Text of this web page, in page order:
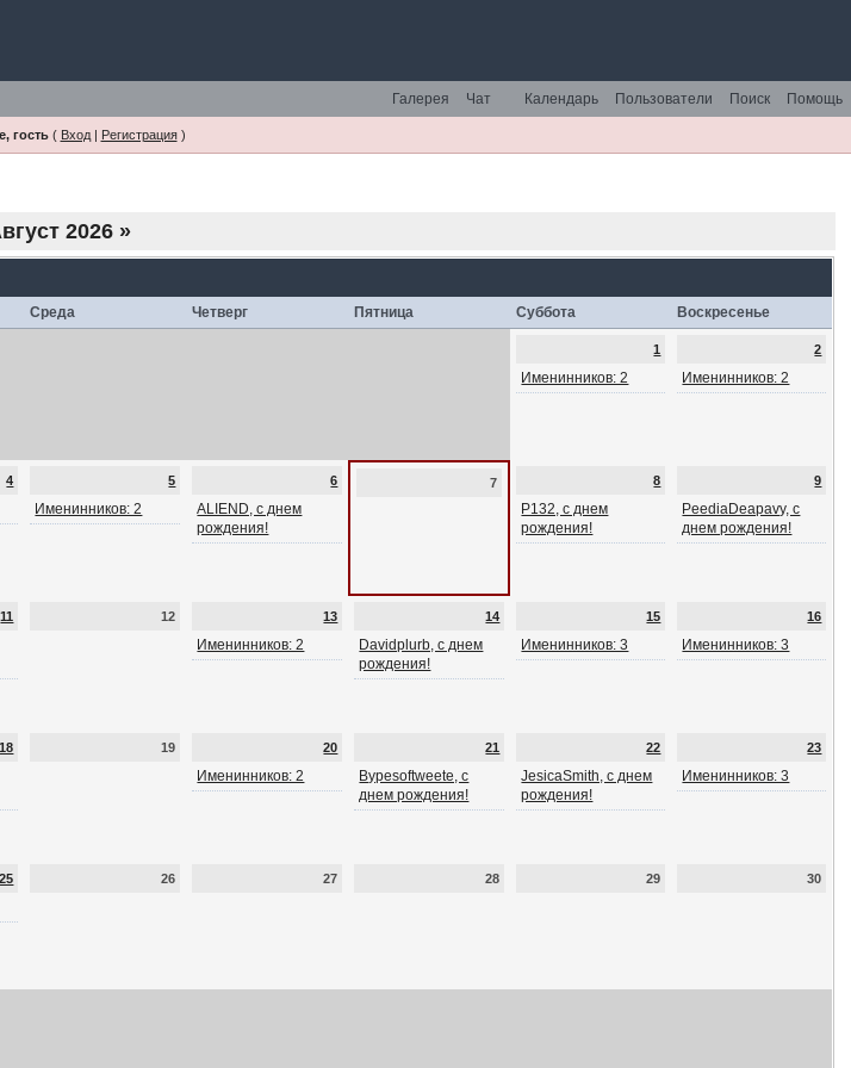
Помощь
Поиск
Пользователи
Календарь
Чат
Галерея
гость( Вход| Регистрация)
2026 »
Среда Четверг Пятница Суббота Воскресенье
1
Именинников: 2
2
Именинников: 2
4 5
Именинников: 2
6
ALIEND, с днем
рождения!
7 8
P132, с днем
рождения!
9
PeediaDeapavy, с
днем рождения!
11 12 13
Именинников: 2
14
Davidplurb, с днем
рождения!
15
Именинников: 3
16
Именинников: 3
18 19 20
Именинников: 2
21
Bypesoftweete, с
днем рождения!
22
JesicaSmith, с днем
рождения!
23
Именинников: 3
25 26 27 28 29 30